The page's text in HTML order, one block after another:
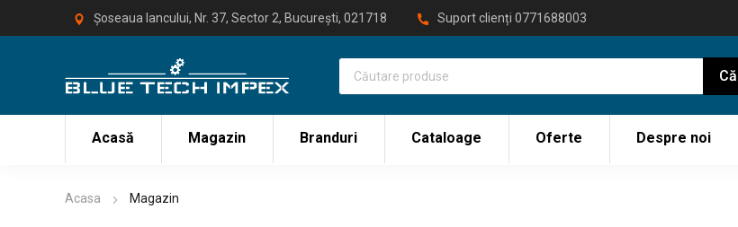
Șoseaua Iancului, Nr. 37, Sector 2, București, 021718 Suport clienți 0771688003
Acasă Magazin Branduri Cataloage Oferte Despre noi
Acasa Magazin